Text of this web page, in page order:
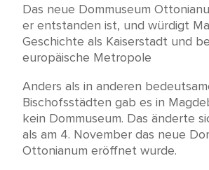
Das neue Dommuseum
er entstanden ist, und würdigt
Geschichte als Kaiserstadt und
europäische Metropole
Anders als in anderen
Bischofsstädten gab es in
kein Dommuseum. Das änderte
als am 4. November das neue
Ottonianum eröffnet wurde.